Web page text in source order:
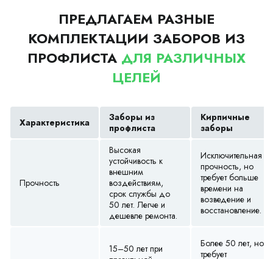
ПРЕДЛАГАЕМ РАЗНЫЕ
КОМПЛЕКТАЦИИ ЗАБОРОВ ИЗ
ПРОФЛИСТА ДЛЯ РАЗЛИЧНЫХ
ЦЕЛЕЙ
Характеристика
Заборы из
профлиста
Кирпичные
заборы
Прочность
Высокая
устойчивость к
внешним
воздействиям,
срок службы до
50 лет. Легче и
дешевле ремонта.
Исключительная
прочность, но
требует больше
времени на
возведение и
восстановление.
15–50 лет при
Более 50 лет, но
требует